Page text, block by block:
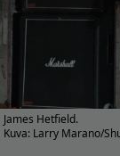
James Hetfield.
Kuva: Larry Marano/